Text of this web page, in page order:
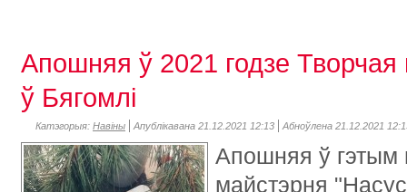
Апошняя ў 2021 годзе
ў Бягомлі
Катэгорыя: Навіны Апублікавана 21.12.2021 12:13 Абноўлена 21.12.2021
Апошняя ў гэтым
майстэрня